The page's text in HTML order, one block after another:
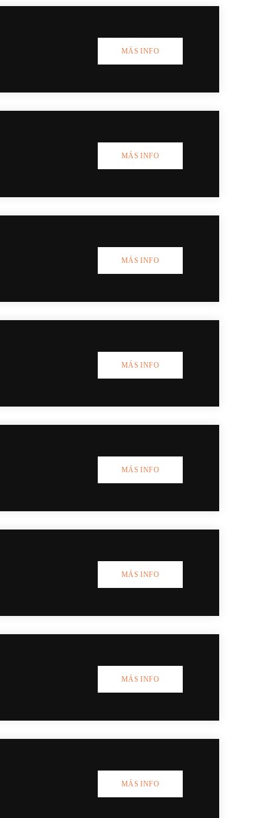
MÁS INFO
MÁS INFO
MÁS INFO
MÁS INFO
MÁS INFO
MÁS INFO
MÁS INFO
MÁS INFO